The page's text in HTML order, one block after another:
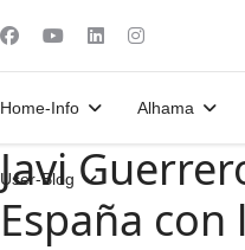
Home-Info Alhama
User-Blog
Javi
España